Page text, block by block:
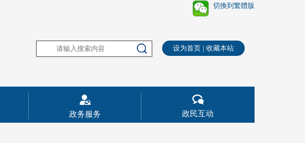
切換到繁體版
设为首页 收藏本站
政务服务 政民互动